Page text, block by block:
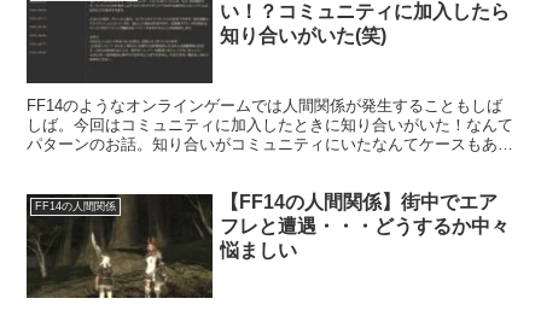
い！？コミュニティに加入したら
知り合いがいた(笑)
FF14のようなオンラインゲームでは人間関係が発生することもしば
しば。今回はコミュニティに加入したときに知り合いがいた！なんて
パターンのお話。知り合いがコミュニティにいたなんてケースもある
FF14の人間関係
【FF14の人間関係】街中でエア
フレと遭遇・・・どうするか中々
悩ましい